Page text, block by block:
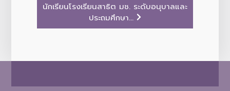
นักเรียนโรงเรียนสาธิต มช. ระดับอนุบาลและ
ประถมศึกษา...